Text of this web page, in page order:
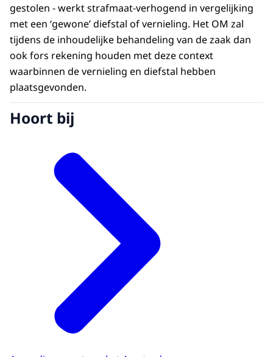
gestolen - werkt strafmaat-verhogend in vergelijking
met een ‘gewone’ diefstal of vernieling. Het OM zal
tijdens de inhoudelijke behandeling van de zaak dan
ook fors rekening houden met deze context
waarbinnen de vernieling en diefstal hebben
plaatsgevonden.
Hoort bij